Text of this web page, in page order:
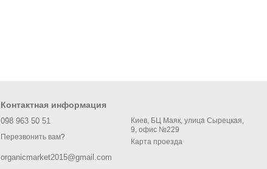
Контактная информация
098 963 50 51
Перезвонить вам?
organicmarket2015@gmail.com
Киев, БЦ Маяк, улица Сырецкая,
9, офис №229
Карта проезда